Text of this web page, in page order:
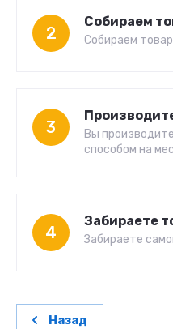
2
Собираем
Собираем
3
Вы
способом на
4
Забираете
Забираете
Назад